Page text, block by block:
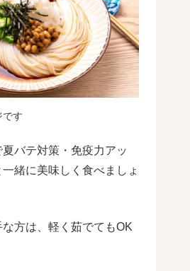
す
バテ対策・免疫力アッ
緒に美味しく食べましょ
方は、軽く茹でてもOK